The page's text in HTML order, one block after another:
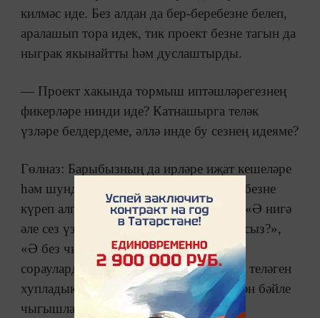
килмәс иде. Без алдан да бер-беребезне белеп,
аралашып тора идек, тик проект безне тагын да
ныграк якынайтты һәм дуслаштырды.
— Проект хакында тормыш иптәшләрегезнең
фикерләре нинди иде? Катнашырга теләк
үзләре белдердеме, әллә инде бу сезнең идеяме?
Гөлназ: Барыбызның да ирләре иҗат кешеләре
һәм шундый проект белән янып йөрүебезне
күреп алгач, алар уйлана башладылар. «Ә нигә
әле сез үзегез генә оештырырга уйлыйсыз?»,
«Ә без чыгыш ясамыйбызмы?» кебек
сораулардан соң, без, әлбәттә, аларның теләген
хупладык, программагаирләребез белән бәйле
чыгышлар да кертеп җибәрдек.